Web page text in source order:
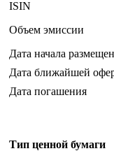
ISIN
Объем эмиссии
Дата начала
Дата ближайшей
Дата погашения
Тип ценной бумаги